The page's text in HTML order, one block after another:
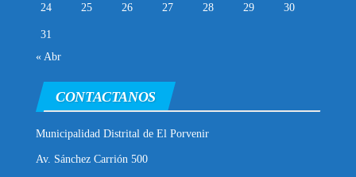
24 25 26 27 28 29 30
31
« Abr
CONTACTANOS
Municipalidad Distrital de El Porvenir
Av. Sánchez Carrión 500